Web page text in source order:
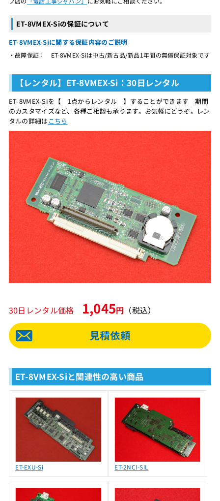
ET-8VMEX-Siの保証について
ET-8VMEX-Siに関する保証内容のご説明
・故障保証： ET-8VMEX-Siは中古/新古品/新品1年間の無償保証対象です
【レンタル】ET-8VMEX-Si：30日レンタル
ET-8VMEX-Siを【 1点からレンタル 】することができます 期間
のカスタマイズなど、各種ご相談も承ります。お気軽にどうぞ。レン
タルの詳細はこちら
30日レンタル価格 1,045円 （税込）
ET-8VMEX-Siと関連性の高い商品
ET-EXU-Si ET-2NCI-SiL